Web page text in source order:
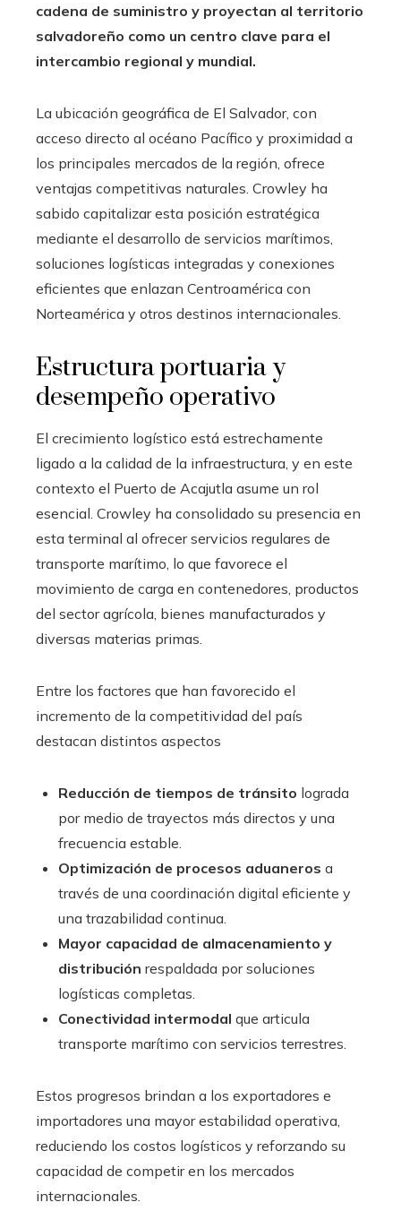
cadena de suministro y proyectan al territorio
salvadoreño como un centro clave para el
intercambio regional y mundial.
La ubicación geográfica de El Salvador, con
acceso directo al océano Pacífico y proximidad a
los principales mercados de la región, ofrece
ventajas competitivas naturales. Crowley ha
sabido capitalizar esta posición estratégica
mediante el desarrollo de servicios marítimos,
soluciones logísticas integradas y conexiones
eficientes que enlazan Centroamérica con
Norteamérica y otros destinos internacionales.
Estructura portuaria y
desempeño operativo
El crecimiento logístico está estrechamente
ligado a la calidad de la infraestructura, y en este
contexto el Puerto de Acajutla asume un rol
esencial. Crowley ha consolidado su presencia en
esta terminal al ofrecer servicios regulares de
transporte marítimo, lo que favorece el
movimiento de carga en contenedores, productos
del sector agrícola, bienes manufacturados y
diversas materias primas.
Entre los factores que han favorecido el
incremento de la competitividad del país
destacan distintos aspectos
Reducción de tiempos de tránsito lograda
por medio de trayectos más directos y una
frecuencia estable.
Optimización de procesos aduaneros a
través de una coordinación digital eficiente y
una trazabilidad continua.
Mayor capacidad de almacenamiento y
distribución respaldada por soluciones
logísticas completas.
Conectividad intermodal que articula
transporte marítimo con servicios terrestres.
Estos progresos brindan a los exportadores e
importadores una mayor estabilidad operativa,
reduciendo los costos logísticos y reforzando su
capacidad de competir en los mercados
internacionales.